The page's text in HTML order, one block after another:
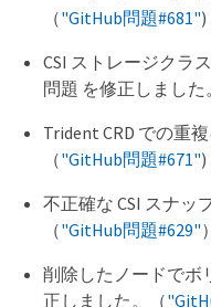
（"GitHub問題#681")
CSI ストレージクラ
問題 を修正しました
Trident CRD での重
（"GitHub問題#671")
不正確な CSI スナッ
（"GitHub問題#629"
削除したノードでボ
正しました。（